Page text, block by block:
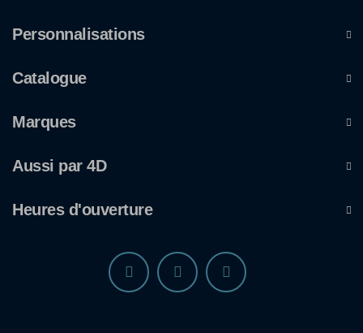
Personnalisations
Catalogue
Marques
Aussi par 4D
Heures d'ouverture